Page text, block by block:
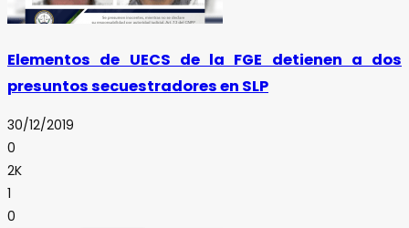
Elementos de UECS de la FGE detienen a dos
presuntos secuestradores en SLP
30/12/2019
0
2K
1
0